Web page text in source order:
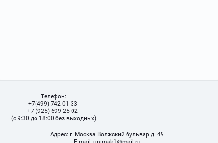
Телефон:
+7(499) 742-01-33
+7 (925) 699-25-02
(с 9:30 до 18:00 без выходных)
Адрес: г. Москва Волжский бульвар д. 49
Е-mail: unimak1@mail.ru